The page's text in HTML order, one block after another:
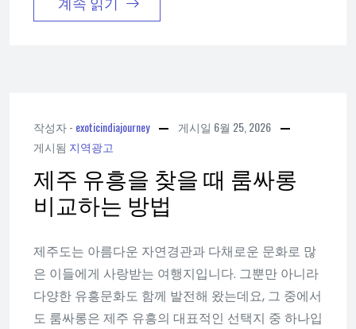
작성자 - exoticindiajourney 게시일 6월 25, 2026
게시됨 지역광고
제주 유흥을 찾을 때 룸싸롱
비교하는 방법
제주도는 아름다운 자연경관과 다채로운 문화로 많
은 이들에게 사랑받는 여행지입니다. 그뿐만 아니라
다양한 유흥문화도 함께 발전해 왔는데요, 그 중에서
도 룸싸롱은 제주 유흥의 대표적인 선택지 중 하나입